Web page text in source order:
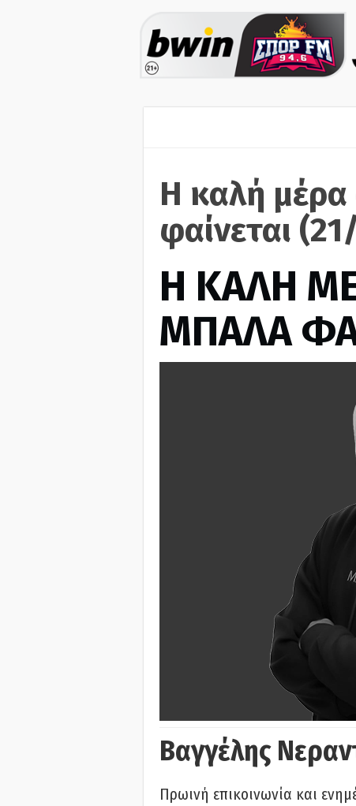
Η καλή
φαίνεται
H ΚΑΛΗ
ΜΠΑΛΑ
Βαγγέλης
Πρωινή επικοινωνία και